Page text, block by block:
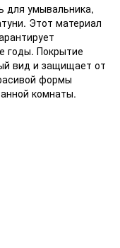
для умывальника,
Этот материал
годы. Покрытие
вид и защищает от
формы
комнаты.